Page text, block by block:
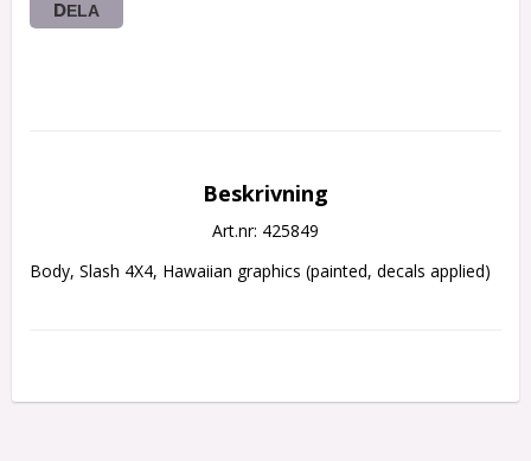
DELA
Beskrivning
Art.nr: 425849